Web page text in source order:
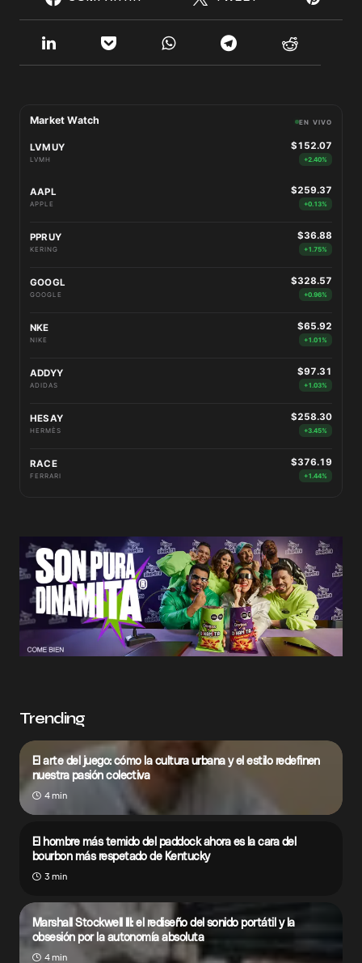
Market Watch EN VIVO
LVMUY
LVMH
$152.07
+2.40%
AAPL
APPLE
$259.37
+0.13%
PPRUY
KERING
$36.88
+1.75%
GOOGL
GOOGLE
$328.57
+0.96%
NKE
NIKE
$65.92
+1.01%
ADDYY
ADIDAS
$97.31
+1.03%
HESAY
HERMÈS
$258.30
+3.45%
RACE
FERRARI
$376.19
+1.44%
Trending
El arte del juego: cómo la cultura urbana y el estilo redefinen
nuestra pasión colectiva
4 min
El hombre más temido del paddock ahora es la cara del
bourbon más respetado de Kentucky
3 min
Marshall Stockwell III: el rediseño del sonido portátil y la
obsesión por la autonomía absoluta
4 min